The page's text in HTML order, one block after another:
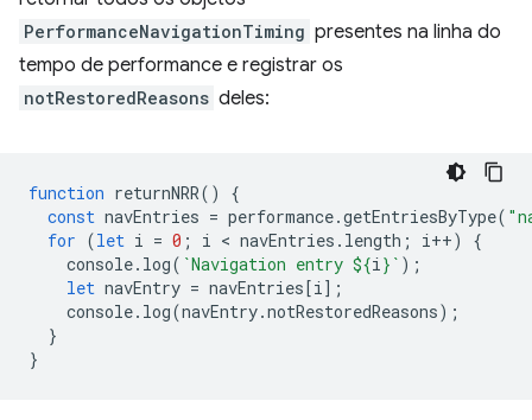
PerformanceNavigationTiming presentes na linha do
tempo de performance e registrar os
notRestoredReasons deles:
function returnNRR()
{
const navEntries = performance.getEntriesByType(
for (let i = 0 ; i < navEntries . length ; i++)
{
console. log( `Navigation entry ${i} ` );
let navEntry = navEntries[i];
console. log(navEntry.notRestoredReasons);
}
}